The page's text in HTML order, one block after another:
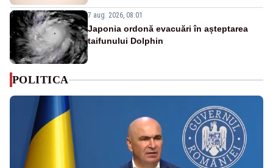
7 aug. 2026, 08:01
Japonia ordonă evacuări în așteptarea
taifunului Dolphin
POLITICA